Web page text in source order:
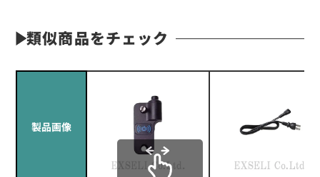
類似商品をチェック
製品画像